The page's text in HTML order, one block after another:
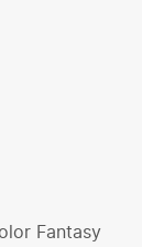
Fantasy